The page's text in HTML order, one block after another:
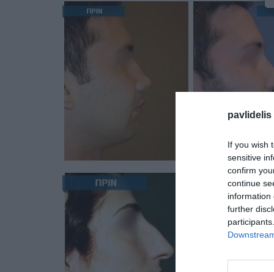
pavlidelis
If you wish
sensitive
confirm
continue
information
further